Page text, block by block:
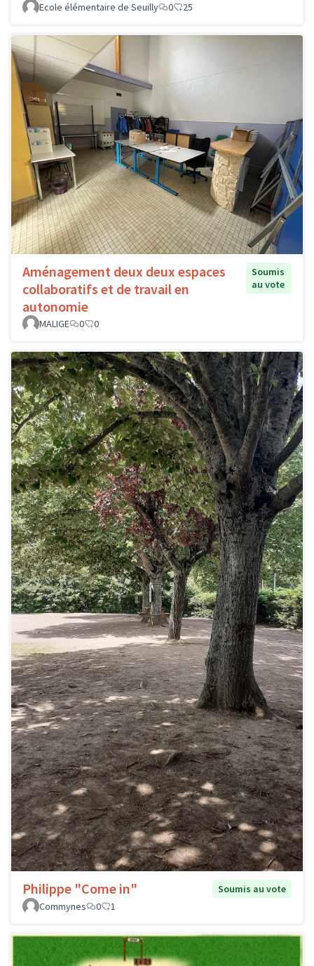
Ecole élémentaire de Seuilly
0 25
Aménagement deux deux espaces
collaboratifs et de travail en
autonomie
Soumis
au vote
MALIGE 0 0
Philippe "Come in"
Soumis au vote
Commynes
0 1